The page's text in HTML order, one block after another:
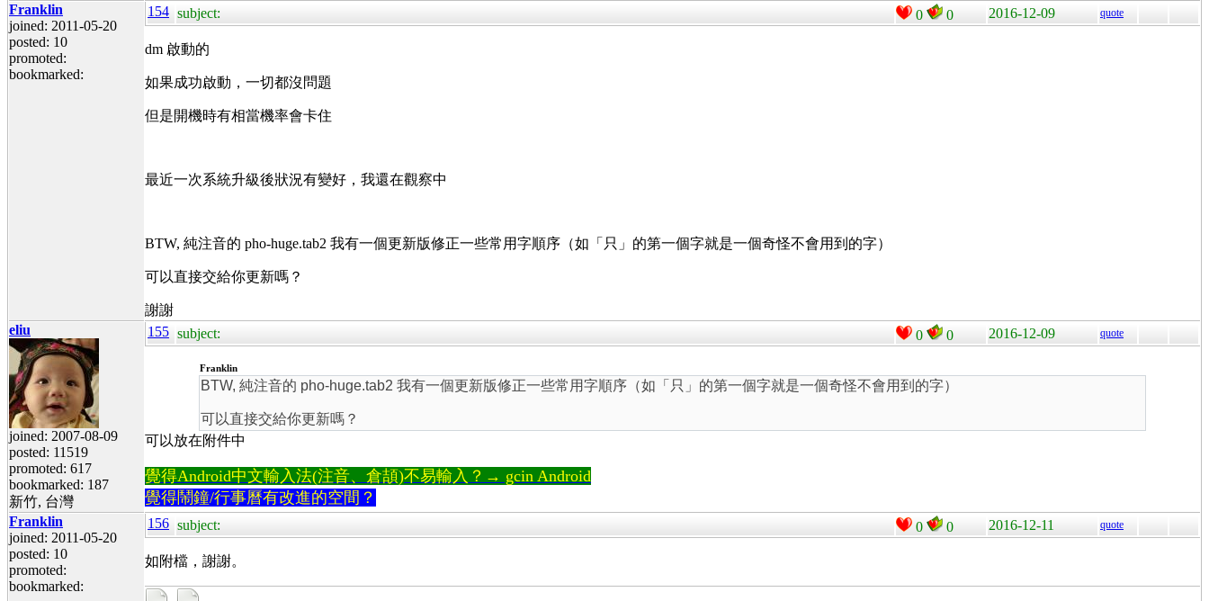
Franklin
joined: 2011-05-20
posted: 10
promoted:
bookmarked:
154 subject: 0 0 2016-12-09 quote
dm 啟動的
如果成功啟動，一切都沒問題
但是開機時有相當機率會卡住
最近一次系統升級後狀況有變好，我還在觀察中
BTW, 純注音的 pho-huge.tab2 我有一個更新版修正一些常用字順序（如「只」的第一個字就是一個奇怪不會用到的字）
可以直接交給你更新嗎？
謝謝
eliu
joined: 2007-08-09
posted: 11519
promoted: 617
bookmarked: 187
新竹, 台灣
155 subject: 0 0 2016-12-09 quote
Franklin
BTW, 純注音的 pho-huge.tab2 我有一個更新版修正一些常用字順序（如「只」的第一個字就是一個奇怪不會用到的字）
可以直接交給你更新嗎？
可以放在附件中
覺得Android中文輸入法(注音、倉頡)不易輸入？→ gcin Android
覺得鬧鐘/行事曆有改進的空間？
Franklin
joined: 2011-05-20
posted: 10
promoted:
bookmarked:
156 subject: 0 0 2016-12-11 quote
如附檔，謝謝。